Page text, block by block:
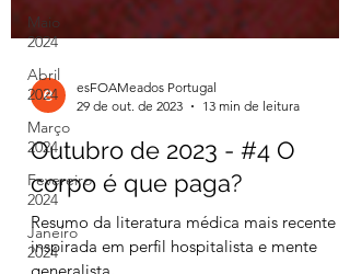
Maio
2024
Abril
2024
Março
2024
Fevereiro
2024
Janeiro
2024
esFOAMeados Portugal
29 de out. de 2023
13 min de leitura
Outubro de 2023 - #4 O
corpo é que paga?